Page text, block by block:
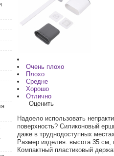
Очень плохо
Плохо
Средне
Хорошо
Отлично
Оценить
Надоело использовать
поверхность? Силиконовый
даже в труднодоступных
Размер изделия: высота 35
Компактный пластиковый